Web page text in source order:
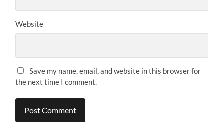
Website
Save my name, email, and website in this browser for
the next time I comment.